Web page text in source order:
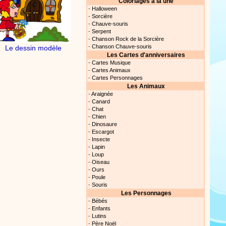
Proposer une vidéo
simplement avec les
Activité manuelle, dessins,
Le dessin modèle
- Halloween
- Sorcière
- Chauve-souris
- Serpent
- Chanson Rock de la Sorcière
- Chanson Chauve-souris
Les Cartes d'anniversaires
- Cartes Musique
- Cartes Animaux
- Cartes Personnages
Les Animaux
-Araignée
- Canard
- Chat
- Chien
- Dinosaure
- Escargot
- Insecte
- Lapin
- Loup
- Oiseau
- Ours
- Poule
- Souris
Les Personnages
- Bébés
- Enfants
- Lutins
- Père Noël